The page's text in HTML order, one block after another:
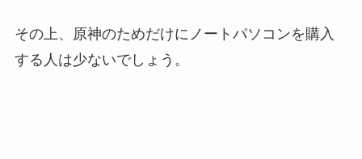
その上、原神のためだけにノートパソコンを購入
する人は少ないでしょう。